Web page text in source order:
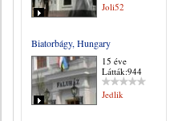
Joli52
Biatorbágy, Hungary
15 éve
Látták:944
Jedlik